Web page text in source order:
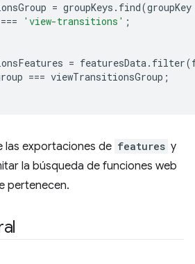
= groupKeys . find(groupKey
=== 'view-transitions' ;
= featuresData. filter(
=== viewTransitionsGroup ;
las exportaciones de features y
la búsqueda de funciones web
pertenecen.